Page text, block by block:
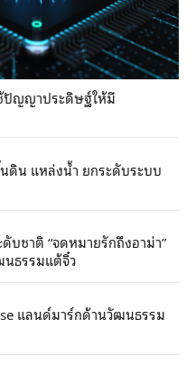
ปัญญาประดิษฐ์ให้มี
ดิน แหล่งน้ำ ยกระดับระบบ
ชาติ “จดหมายรักถึงอาม่า”
ธรรมแต้จิ๋ว
แลนด์มาร์กด้านวัฒนธรรม